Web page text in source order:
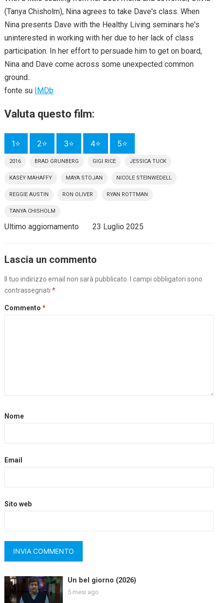
(Tanya Chisholm), Nina agrees to take Dave's class. When
Nina presents Dave with the Healthy Living seminars he's
uninterested in working with her due to her lack of class
participation. In her effort to persuade him to get on board,
Nina and Dave come across some unexpected common
ground..
fonte su IMDb
Valuta questo film:
1⭐ 2⭐ 3⭐ 4⭐ 5⭐
2016 BRAD GRUNBERG GIGI RICE JESSICA TUCK
KASEY MAHAFFY MAYA STOJAN NICOLE STEINWEDELL
REGGIE AUSTIN RON OLIVER RYAN ROTTMAN
TANYA CHISHOLM
Ultimo aggiornamento 23 Luglio 2025
Lascia un commento
Il tuo indirizzo email non sarà pubblicato.
I campi obbligatori sono
contrassegnati *
Commento *
Nome
Email
Sito web
Un bel giorno (2026)
5 mesi ago